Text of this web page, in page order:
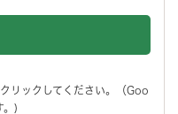
リックしてください。（Goo
。)